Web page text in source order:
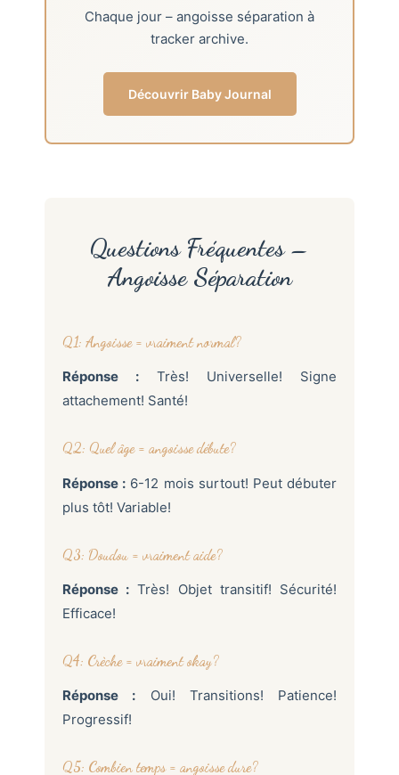
Chaque jour – angoisse séparation à
tracker archive.
Découvrir Baby Journal
Questions Fréquentes –
Angoisse Séparation
Q1: Angoisse = vraiment normal?
Réponse : Très! Universelle! Signe
attachement! Santé!
Q2: Quel âge = angoisse débute?
Réponse : 6-12 mois surtout! Peut débuter
plus tôt! Variable!
Q3: Doudou = vraiment aide?
Réponse : Très! Objet transitif! Sécurité!
Efficace!
Q4: Crèche = vraiment okay?
Réponse : Oui! Transitions! Patience!
Progressif!
Q5: Combien temps = angoisse dure?